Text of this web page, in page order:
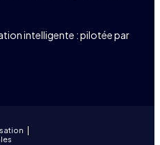
intelligente : pilotée par